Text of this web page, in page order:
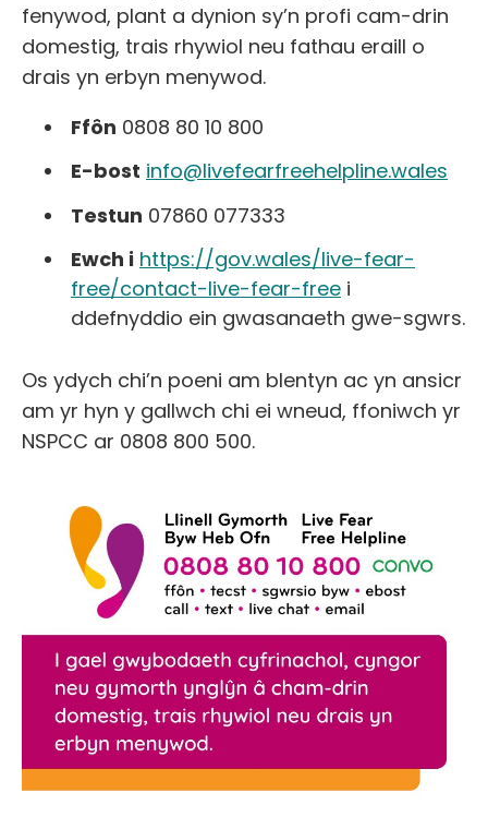
fenywod, plant a dynion sy’n profi cam-drin
domestig, trais rhywiol neu fathau eraill o
drais yn erbyn menywod.
Ffôn 0808 80 10 800
E-bost info@livefearfreehelpline.wales
Testun 07860 077333
Ewch i https://gov.wales/live-fear-
free/contact-live-fear-free i
ddefnyddio ein gwasanaeth gwe-sgwrs.
Os ydych chi’n poeni am blentyn ac yn ansicr
am yr hyn y gallwch chi ei wneud, ffoniwch yr
NSPCC ar 0808 800 500.